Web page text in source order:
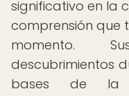
significativo en la
comprensión que
momento.
descubrimientos
bases de la